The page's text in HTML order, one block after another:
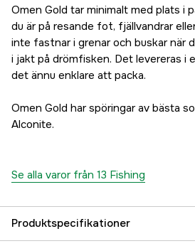
Omen Gold tar minimalt med plats i
du är på resande fot, fjällvandrar
inte fastnar i grenar och buskar när
i jakt på drömfisken. Det levereras i
det ännu enklare att packa.
Omen Gold har spöringar av bästa
Alconite.
Se alla varor från 13 Fishing
Produktspecifikationer